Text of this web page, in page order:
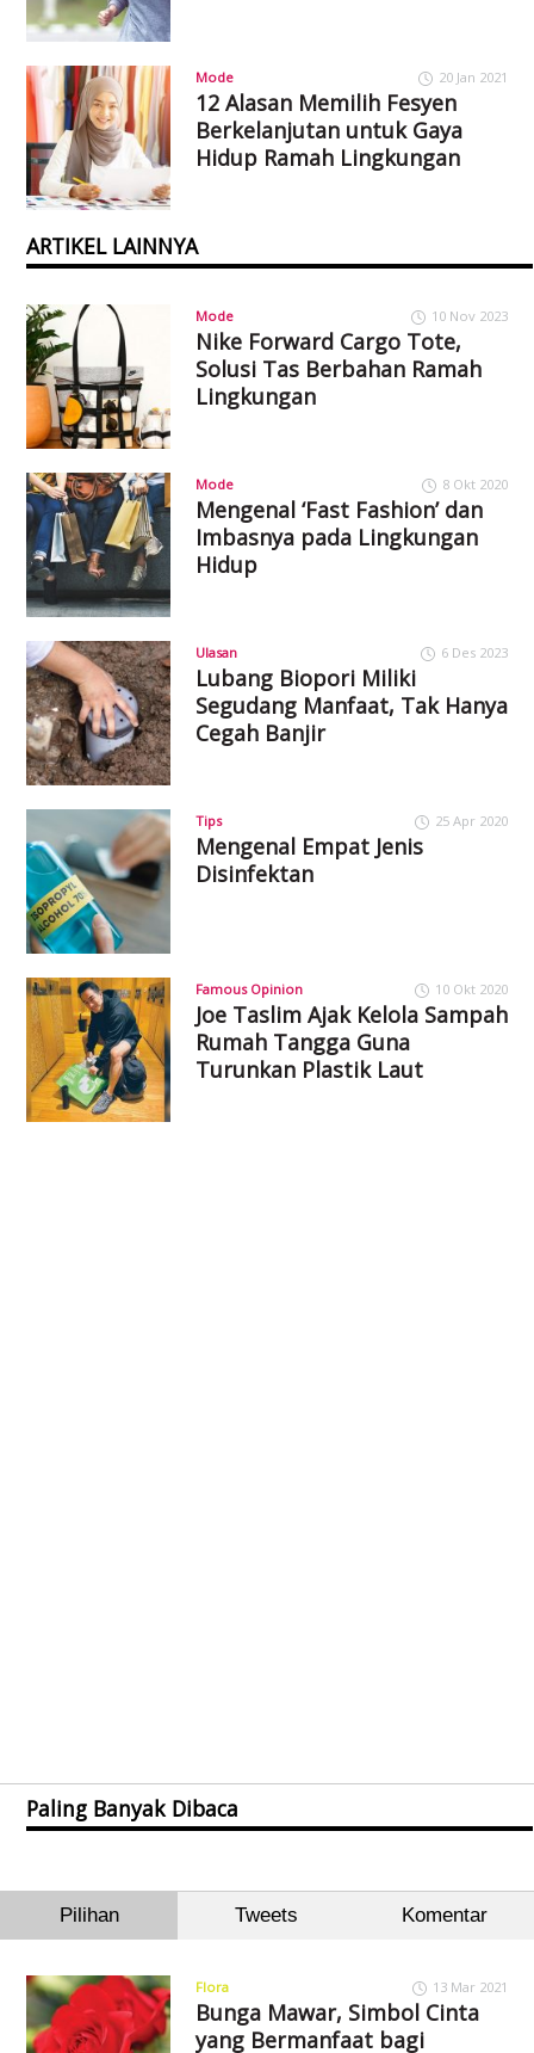
Mode 20 Jan 2021
12 Alasan Memilih Fesyen
Berkelanjutan untuk Gaya
Hidup Ramah Lingkungan
ARTIKEL LAINNYA
Mode 10 Nov 2023
Nike Forward Cargo Tote,
Solusi Tas Berbahan Ramah
Lingkungan
Mode 8 Okt 2020
Mengenal ‘Fast Fashion’ dan
Imbasnya pada Lingkungan
Hidup
Ulasan 6 Des 2023
Lubang Biopori Miliki
Segudang Manfaat, Tak Hanya
Cegah Banjir
Tips 25 Apr 2020
Mengenal Empat Jenis
Disinfektan
Famous Opinion 10 Okt 2020
Joe Taslim Ajak Kelola Sampah
Rumah Tangga Guna
Turunkan Plastik Laut
Paling Banyak Dibaca
Pilihan Tweets Komentar
Flora 13 Mar 2021
Bunga Mawar, Simbol Cinta
yang Bermanfaat bagi